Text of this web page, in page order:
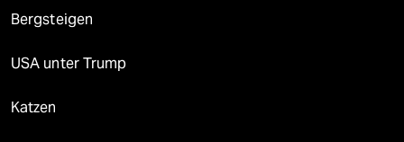
Bergsteigen
USA unter Trump
Katzen